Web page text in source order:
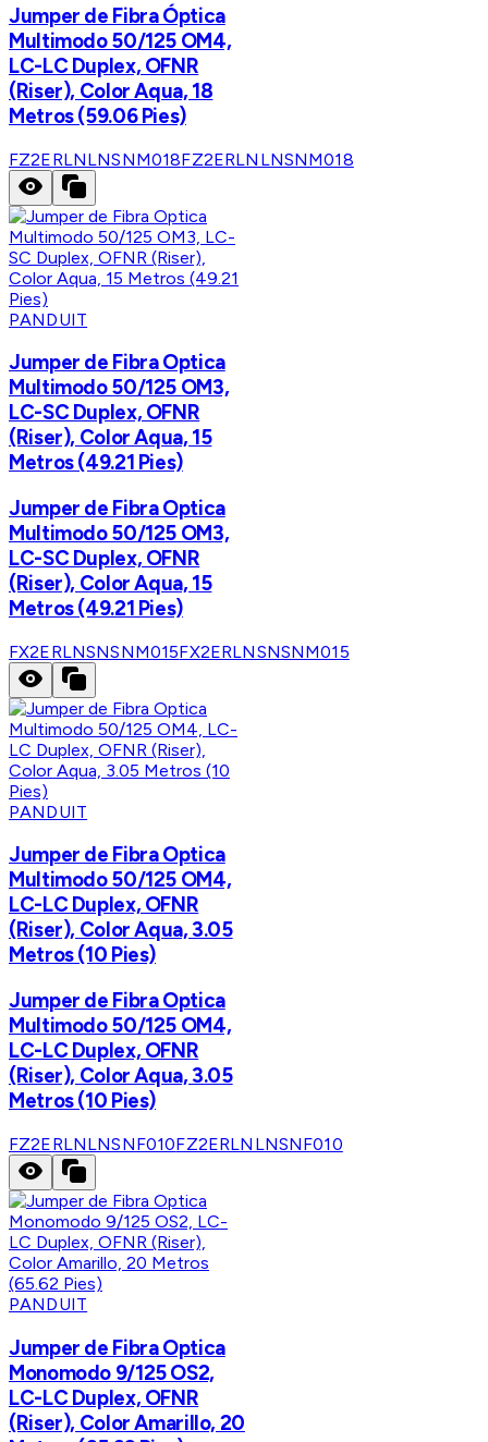
Jumper de Fibra Óptica
Multimodo 50/125 OM4,
LC-LC Duplex, OFNR
(Riser), Color Aqua, 18
Metros (59.06 Pies)
FZ2ERLNLNSNM018FZ2ERLNLNSNM018
PANDUIT
Jumper de Fibra Optica
Multimodo 50/125 OM3,
LC-SC Duplex, OFNR
(Riser), Color Aqua, 15
Metros (49.21 Pies)
Jumper de Fibra Optica
Multimodo 50/125 OM3,
LC-SC Duplex, OFNR
(Riser), Color Aqua, 15
Metros (49.21 Pies)
FX2ERLNSNSNM015FX2ERLNSNSNM015
PANDUIT
Jumper de Fibra Optica
Multimodo 50/125 OM4,
LC-LC Duplex, OFNR
(Riser), Color Aqua, 3.05
Metros (10 Pies)
Jumper de Fibra Optica
Multimodo 50/125 OM4,
LC-LC Duplex, OFNR
(Riser), Color Aqua, 3.05
Metros (10 Pies)
FZ2ERLNLNSNF010FZ2ERLNLNSNF010
PANDUIT
Jumper de Fibra Optica
Monomodo 9/125 OS2,
LC-LC Duplex, OFNR
(Riser), Color Amarillo, 20